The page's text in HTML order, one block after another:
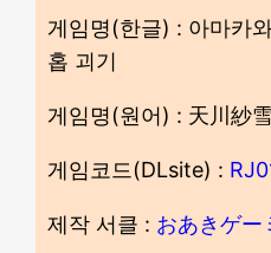
게임명(한글) : 아마카
홉 괴기
게임명(원어) : 天川紗
게임코드(DLsite) :
제작 서클 : おあきゲー